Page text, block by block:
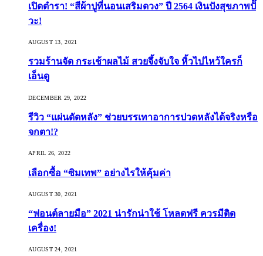
เปิดตำรา! “สีผ้าปูที่นอนเสริมดวง” ปี 2564 เงินปังสุขภาพปั๊
วะ!
AUGUST 13, 2021
รวมร้านจัด กระเช้าผลไม้ สวยจึ้งจับใจ หิ้วไปไหว้ใครก็
เอ็นดู
DECEMBER 29, 2022
รีวิว “แผ่นดัดหลัง” ช่วยบรรเทาอาการปวดหลังได้จริงหรือ
จกตา!?
APRIL 26, 2022
เลือกซื้อ “ซิมเทพ” อย่างไรให้คุ้มค่า
AUGUST 30, 2021
“ฟอนต์ลายมือ” 2021 น่ารักน่าใช้ โหลดฟรี ควรมีติด
เครื่อง!
AUGUST 24, 2021